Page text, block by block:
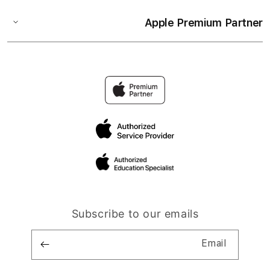
Apple Premium Partner
Subscribe to our emails
Email